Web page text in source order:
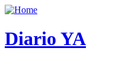
Diario YA